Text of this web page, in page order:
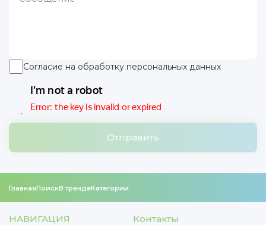
Согласие на обработку персональных данных
Отправить
ГлавнаяПоискВ трендеКатегории
НАВИГАЦИЯ Контакты